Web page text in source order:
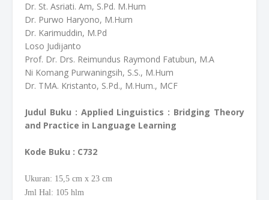
Dr. St. Asriati. Am, S.Pd. M.Hum
Dr. Purwo Haryono, M.Hum
Dr. Karimuddin, M.Pd
Loso Judijanto
Prof. Dr. Drs. Reimundus Raymond Fatubun, M.A
Ni Komang Purwaningsih, S.S., M.Hum
Dr. TMA. Kristanto, S.Pd., M.Hum., MCF
Judul Buku : Applied Linguistics : Bridging Theory
and Practice in Language Learning
Kode Buku : C732
Ukuran: 15,5 cm x 23 cm
Jml Hal: 105 hlm